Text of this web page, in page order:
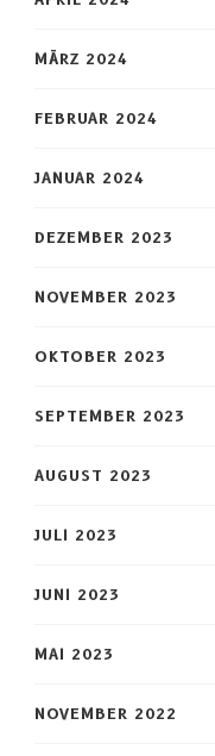
MÄRZ 2024
FEBRUAR 2024
JANUAR 2024
DEZEMBER 2023
NOVEMBER 2023
OKTOBER 2023
SEPTEMBER 2023
AUGUST 2023
JULI 2023
JUNI 2023
MAI 2023
NOVEMBER 2022